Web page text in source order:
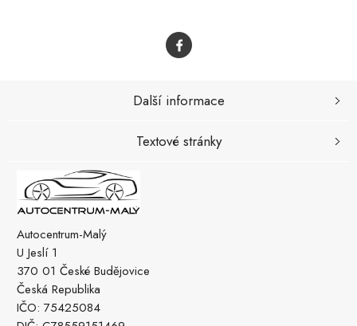
Autocentrum-Malý
U Jeslí 1
370 01 České Budějovice
Česká Republika
IČO: 75425084
Další informace
Textové stránky